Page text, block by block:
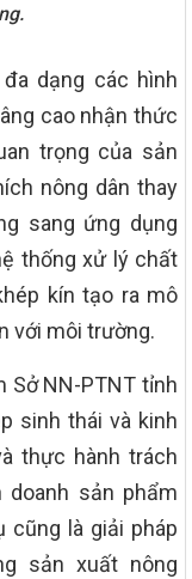
dạng các hình
cao nhận thức
trọng của sản
nông dân thay
sang ứng dụng
thống xử lý chất
kín tạo ra mô
với môi trường.
Sở NN-PTNT tỉnh
sinh thái và kinh
thực hành trách
sản phẩm
cũng là giải pháp
sản xuất nông